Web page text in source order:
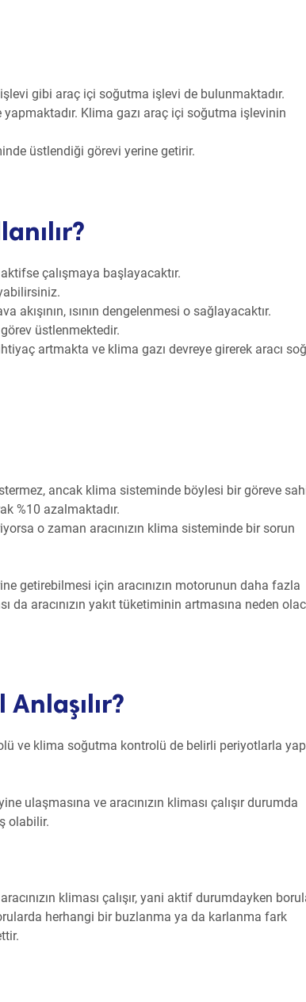
gibi araç içi soğutma işlevi de bulunmaktadır.
yapmaktadır. Klima gazı araç içi soğutma işlevinin
üstlendiği görevi yerine getirir.
aktifse çalışmaya başlayacaktır.
ısının dengelenmesi o sağlayacaktır.
üstlenmektedir.
artmakta ve klima gazı devreye girerek aracı
ancak klima sisteminde böylesi bir göreve
%10 azalmaktadır.
o zaman aracınızın klima sisteminde bir sorun
getirebilmesi için aracınızın motorunun daha fazla
da aracınızın yakıt tüketiminin artmasına neden
ve klima soğutma kontrolü de belirli periyotlarla
ulaşmasına ve aracınızın kliması çalışır durumda
olabilir.
kliması çalışır, yani aktif durumdayken
herhangi bir buzlanma ya da karlanma fark